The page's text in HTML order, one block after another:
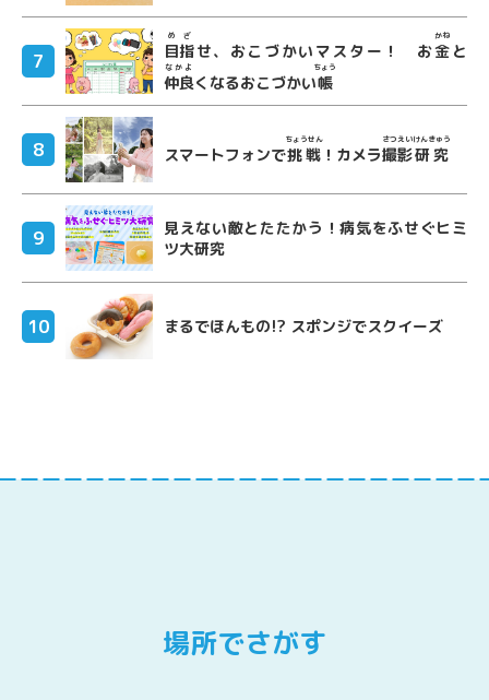
目指
めざ
せ、おこづかいマスター！ お金
かね
と
仲良
なかよ
くなるおこづかい帳
ちょう
スマートフォンで挑戦
ちょうせん
！カメラ撮影
さつえい
研究
けんきゅう
見えない敵とたたかう！病気をふせぐヒミ
ツ大研究
まるでほんもの!? スポンジでスクイーズ
場所でさがす